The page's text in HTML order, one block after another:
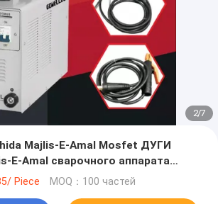
2/7
Majlis-E-Amal Mosfet ДУГИ
E-Amal сварочного аппарата
инвертора DC портативная с
Piece MOQ：100 частей